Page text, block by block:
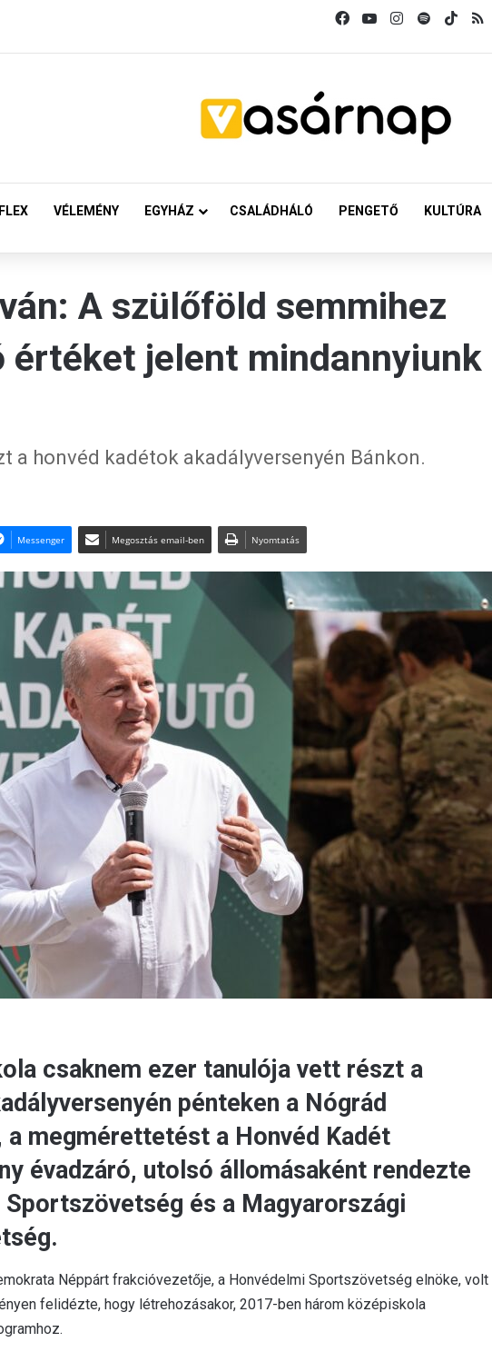
FacebookYouTubeInstagram
SpotifyTikTok
VÉLEMÉNY EGYHÁZ CSALÁDHÁLÓ PENGETŐ KULTÚRA
A szülőföld semmihez
értéket jelent mindannyiunk
a honvéd kadétok akadályversenyén Bánkon.
Messenger Megosztás email-ben Nyomtatás
csaknem ezer tanulója vett részt a
pénteken a Nógrád
a megmérettetést a Honvéd Kadét
évadzáró, utolsó állomásaként rendezte
és a Magyarországi
Néppárt frakcióvezetője, a Honvédelmi Sportszövetség elnöke, volt
felidézte, hogy létrehozásakor, 2017-ben három középiskola